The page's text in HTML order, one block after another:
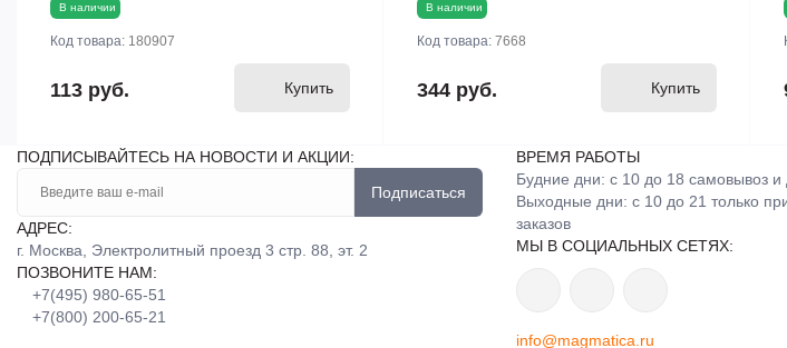
В наличии
Код товара: 180907
113 руб. Купить
В наличии
Код товара: 7668
344 руб. Купить
ПОДПИСЫВАЙТЕСЬ НА НОВОСТИ И АКЦИИ:
Подписаться
АДРЕС:
г. Москва, Электролитный проезд 3 стр. 88, эт. 2
ПОЗВОНИТЕ НАМ:
+7(495) 980-65-51
+7(800) 200-65-21
ВРЕМЯ РАБОТЫ
Будние дни: с 10 до 18 самовывоз и
Выходные дни: с 10 до 21 только
заказов
МЫ В СОЦИАЛЬНЫХ СЕТЯХ:
info@magmatica.ru